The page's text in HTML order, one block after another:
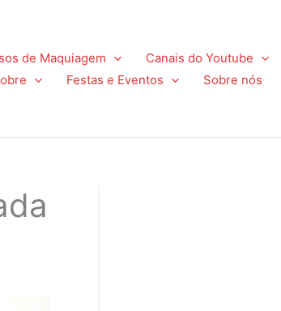
de Maquiagem
Canais do Youtube
Festas e Eventos Sobre nós